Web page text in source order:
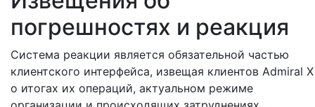
погрешностях и реакция
Система реакции является обязательной частью
клиентского интерфейса, извещая клиентов Admiral X
о итогах их операций, актуальном режиме